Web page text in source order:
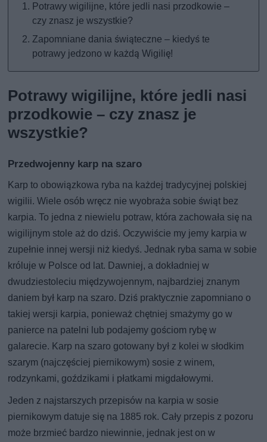
Potrawy wigilijne, które jedli nasi przodkowie –
czy znasz je wszystkie?
Zapomniane dania świąteczne – kiedyś te
potrawy jedzono w każdą Wigilię!
Potrawy wigilijne, które jedli nasi
przodkowie – czy znasz je
wszystkie?
Przedwojenny karp na szaro
Karp to obowiązkowa ryba na każdej tradycyjnej polskiej
wigilii. Wiele osób wręcz nie wyobraża sobie świąt bez
karpia. To jedna z niewielu potraw, która zachowała się na
wigilijnym stole aż do dziś. Oczywiście my jemy karpia w
zupełnie innej wersji niż kiedyś. Jednak ryba sama w sobie
króluje w Polsce od lat. Dawniej, a dokładniej w
dwudziestoleciu międzywojennym, najbardziej znanym
daniem był karp na szaro. Dziś praktycznie zapomniano o
takiej wersji karpia, ponieważ chętniej smażymy go w
panierce na patelni lub podajemy gościom rybę w
galarecie. Karp na szaro gotowany był z kolei w słodkim
szarym (najczęściej piernikowym) sosie z winem,
rodzynkami, goździkami i płatkami migdałowymi.
Jeden z najstarszych przepisów na karpia w sosie
piernikowym datuje się na 1885 rok. Cały przepis z pozoru
może brzmieć bardzo niewinnie, jednak jest on w